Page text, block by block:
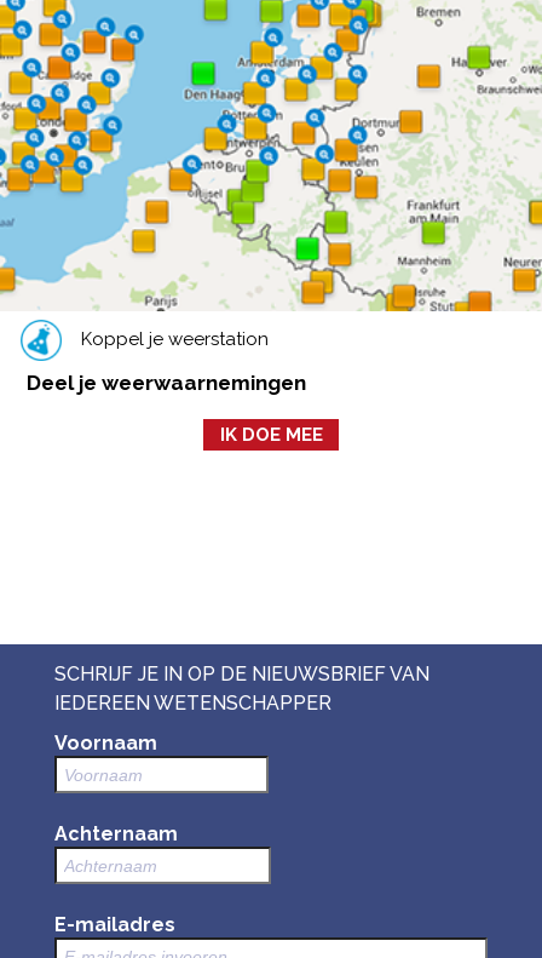
Koppel je weerstation
Deel je weerwaarnemingen
IK DOE MEE
SCHRIJF JE IN OP DE NIEUWSBRIEF VAN
IEDEREEN WETENSCHAPPER
Voornaam
Achternaam
E-mailadres